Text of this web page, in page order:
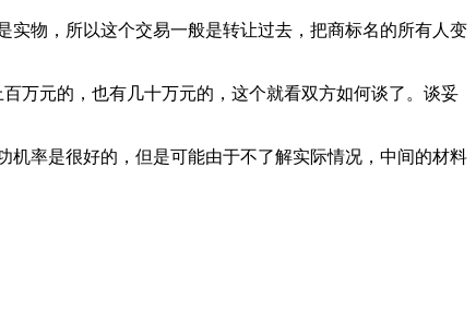
物，所以这个交易一般是转让过去，把商标名的所有人变
万元的，也有几十万元的，这个就看双方如何谈了。谈妥
率是很好的，但是可能由于不了解实际情况，中间的材料